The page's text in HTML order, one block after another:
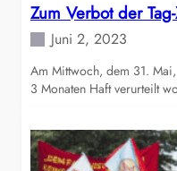
Zum Verbot der
Juni 2, 2023
Am Mittwoch, dem 31.
3 Monaten Haft verurteilt